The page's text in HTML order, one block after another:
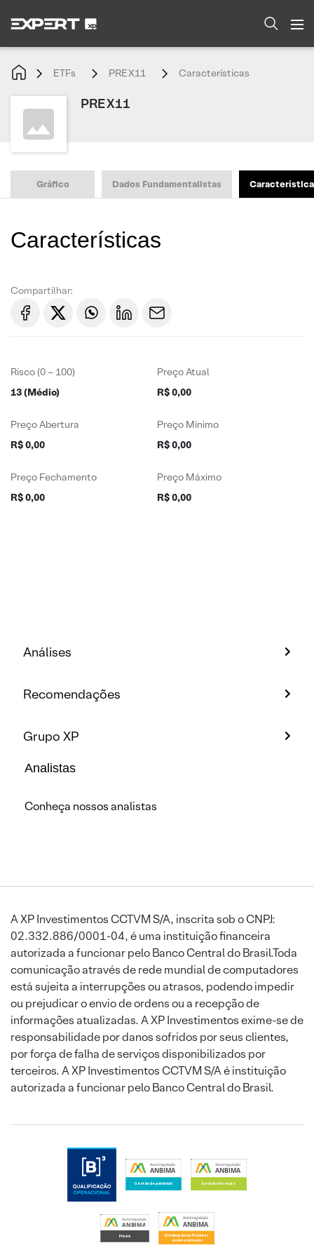
ETFs PREX11 Características
PREX11
Gráfico Dados Fundamentalistas
Características
Compartilhar:
Risco (0 – 100)
13 (Médio)
Preço Atual
R$ 0,00
Preço Abertura
R$ 0,00
Preço Mínimo
R$ 0,00
Preço Fechamento
R$ 0,00
Preço Máximo
R$ 0,00
Análises
Recomendações
Grupo XP
Analistas
Conheça nossos analistas
A XP Investimentos CCTVM S/A, inscrita sob o CNPJ:
02.332.886/0001-04, é uma instituição financeira
autorizada a funcionar pelo Banco Central do Brasil.Toda
comunicação através de rede mundial de computadores
está sujeita a interrupções ou atrasos, podendo impedir
ou prejudicar o envio de ordens ou a recepção de
informações atualizadas. A XP Investimentos exime-se de
responsabilidade por danos sofridos por seus clientes,
por força de falha de serviços disponibilizados por
terceiros. A XP Investimentos CCTVM S/A é instituição
autorizada a funcionar pelo Banco Central do Brasil.